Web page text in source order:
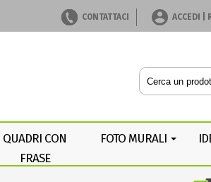
CONTATTACI ACCEDI |
QUADRI CON
FRASE
FOTO MURALI